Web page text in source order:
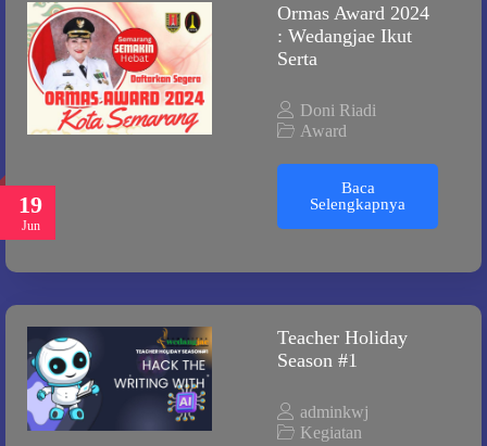
19
Jun
Ormas Award 2024
: Wedangjae Ikut
Serta
Doni Riadi
Award
Baca
Selengkapnya
Teacher Holiday
Season #1
adminkwj
Kegiatan